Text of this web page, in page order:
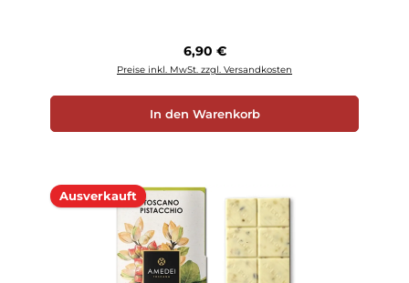
Regulärer Preis:
6,90 €
Preise inkl. MwSt. zzgl. Versandkosten
In den Warenkorb
Ausverkauft